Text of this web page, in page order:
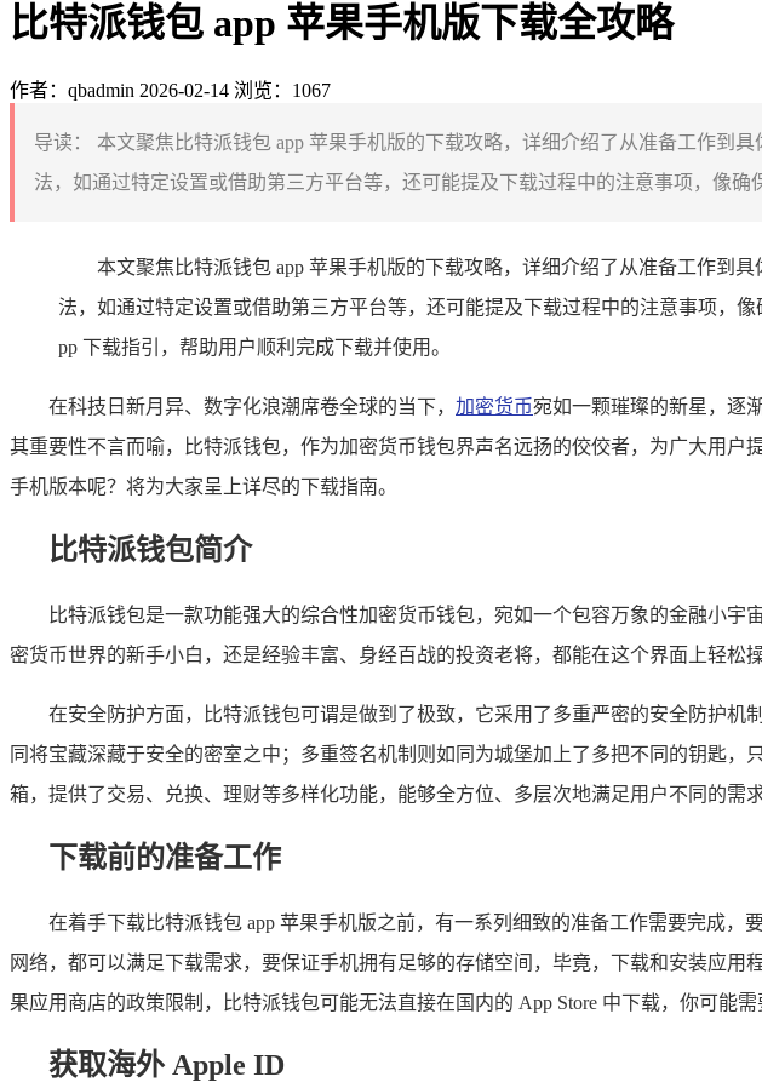
比特派钱包 app 苹果手机版下载全攻略
作者：qbadmin 2026-02-14 浏览：1067
导读：
本文聚焦比特派钱包 app 苹果手机版的下载攻略，详细介绍了从准备工作到
法，如通过特定设置或借助第三方平台等，还可能提及下载过程中的注意事项，像
本文聚焦比特派钱包 app 苹果手机版的下载攻略，详细介绍了从准备工作到
法，如通过特定设置或借助第三方平台等，还可能提及下载过程中的注意事项，
pp 下载指引，帮助用户顺利完成下载并使用。
在科技日新月异、数字化浪潮席卷全球的当下， 加密货币宛如一颗璀璨的新星，逐
其重要性不言而喻，比特派钱包，作为加密货币钱包界声名远扬的佼佼者，为广大用
手机版本呢？将为大家呈上详尽的下载指南。
比特派钱包简介
比特派钱包是一款功能强大的综合性加密货币钱包，宛如一个包容万象的金融小
密货币世界的新手小白，还是经验丰富、身经百战的投资老将，都能在这个界面上轻松
在安全防护方面，比特派钱包可谓是做到了极致，它采用了多重严密的安全防护
同将宝藏深藏于安全的密室之中；多重签名机制则如同为城堡加上了多把不同的钥匙
箱，提供了交易、兑换、理财等多样化功能，能够全方位、多层次地满足用户不同的需求
下载前的准备工作
在着手下载比特派钱包 app 苹果手机版之前，有一系列细致的准备工作需要完成
网络，都可以满足下载需求，要保证手机拥有足够的存储空间，毕竟，下载和安装应
果应用商店的政策限制，比特派钱包可能无法直接在国内的 App Store 中下载，你可能
获取海外 Apple ID